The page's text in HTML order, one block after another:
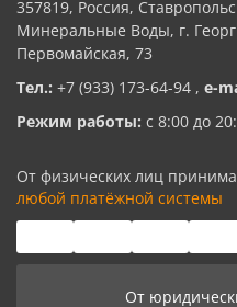
357819, Россия,
Минеральные Воды, г.
Первомайская, 73
Тел.: +7 (933) 173-64-94 , e-
Режим работы: с 8:00 до
От физических лиц
любой платёжной системы
От